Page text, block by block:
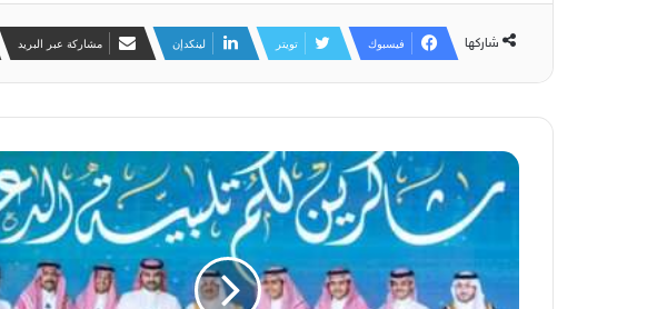
شاركها فيسبوك تويتر لينكدإن مشاركة عبر البريد